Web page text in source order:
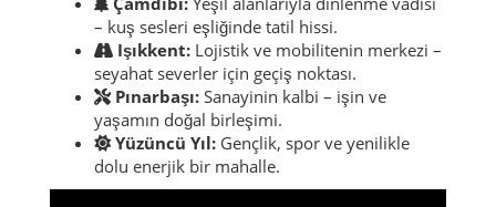
– kuş sesleri eşliğinde tatil hissi.
Işıkkent: Lojistik ve mobilitenin merkezi –
seyahat severler için geçiş noktası.
Pınarbaşı: Sanayinin kalbi – işin ve
yaşamın doğal birleşimi.
Yüzüncü Yıl: Gençlik, spor ve yenilikle
dolu enerjik bir mahalle.